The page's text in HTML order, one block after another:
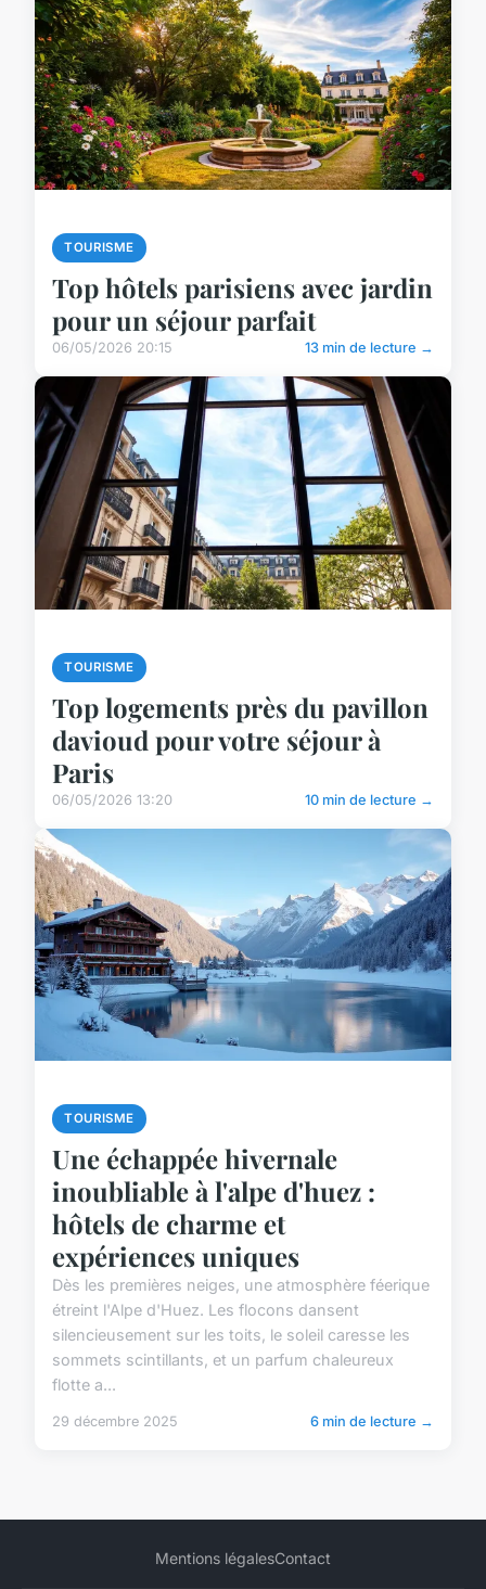
TOURISME
Top hôtels parisiens avec jardin
pour un séjour parfait
06/05/2026 20:15 13 min de lecture →
TOURISME
Top logements près du pavillon
davioud pour votre séjour à
Paris
06/05/2026 13:20 10 min de lecture →
TOURISME
Une échappée hivernale
inoubliable à l'alpe d'huez :
hôtels de charme et
expériences uniques
Dès les premières neiges, une atmosphère féerique
étreint l'Alpe d'Huez. Les flocons dansent
silencieusement sur les toits, le soleil caresse les
sommets scintillants, et un parfum chaleureux
flotte a...
29 décembre 2025 6 min de lecture →
Mentions légalesContact